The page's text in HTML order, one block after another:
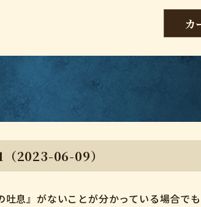
カ
（2023-06-09）
息』がないことが分かっている場合で